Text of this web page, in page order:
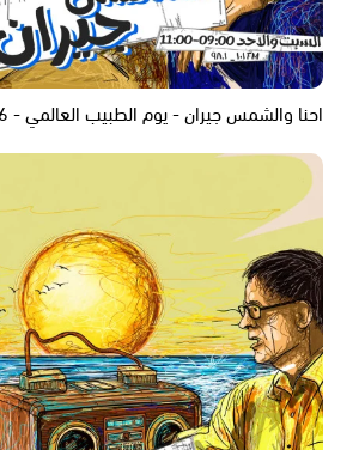
احنا والشمس جيران - يوم الطبيب العالمي - 11.07.2026